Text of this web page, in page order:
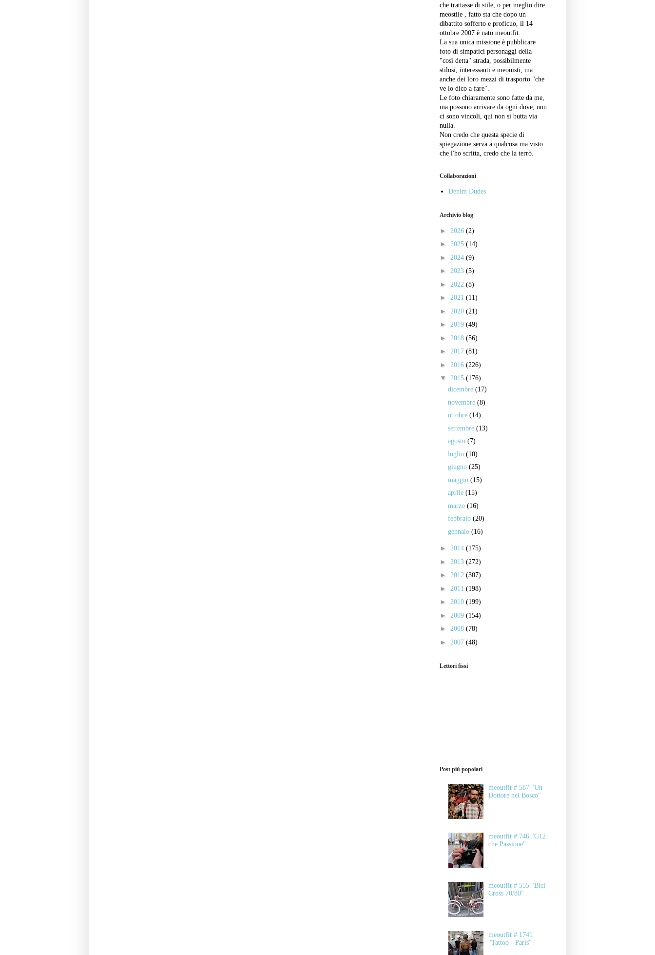
che trattasse di stile, o per meglio dire
meostile , fatto sta che dopo un
dibattito sofferto e proficuo, il 14
ottobre 2007 è nato meoutfit.
La sua unica missione è pubblicare
foto di simpatici personaggi della
"così detta" strada, possibilmente
stilosi, interessanti e meonisti, ma
anche dei loro mezzi di trasporto "che
ve lo dico a fare".
Le foto chiaramente sono fatte da me,
ma possono arrivare da ogni dove, non
ci sono vincoli, qui non si butta via
nulla.
Non credo che questa specie di
spiegazione serva a qualcosa ma visto
che l'ho scritta, credo che la terrò.
Collaborazioni
Denim Dudes
Archivio blog
► 2026 (2)
► 2025 (14)
► 2024 (9)
► 2023 (5)
► 2022 (8)
► 2021 (11)
► 2020 (21)
► 2019 (49)
► 2018 (56)
► 2017 (81)
► 2016 (226)
▼ 2015 (176)
dicembre (17)
novembre (8)
ottobre (14)
settembre (13)
agosto (7)
luglio (10)
giugno (25)
maggio (15)
aprile (15)
marzo (16)
febbraio (20)
gennaio (16)
► 2014 (175)
► 2013 (272)
► 2012 (307)
► 2011 (198)
► 2010 (199)
► 2009 (154)
► 2008 (78)
► 2007 (48)
Lettori fissi
Post più popolari
meoutfit # 587 "Un
Dottore nel Bosco"
meoutfit # 746 "G12
che Passione"
meoutfit # 555 "Bici
Cross 70/80"
meoutfit # 1741
"Tattoo - Paris"